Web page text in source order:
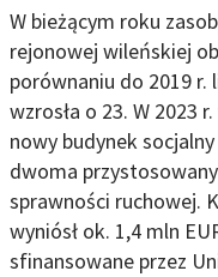
W bieżącym roku
rejonowej wileńskiej
porównaniu do 2019 r.
wzrosła o 23. W 2023
nowy budynek
dwoma
sprawności ruchowej.
wyniósł ok. 1,4 mln
sfinansowane przez